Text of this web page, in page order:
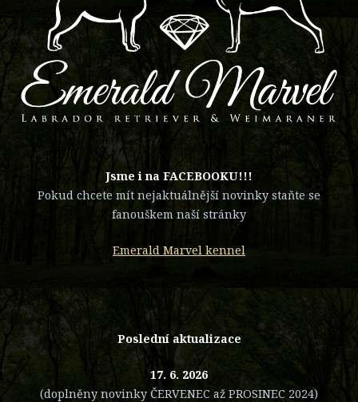
​Jsme i na FACEBOOKU!!!
Pokud chcete mít nejaktuálnější novinky staňte se
fanouškem naší stránky
Emerald Marvel kennel
Poslední aktualizace
17. 6. 2026
(doplněny novinky ČERVENEC až PROSINEC 2024)